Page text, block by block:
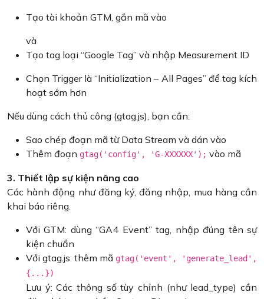
Tạo tài khoản GTM, gắn mã vào
và
Tạo tag loại “Google Tag” và nhập Measurement ID
Chọn Trigger là “Initialization – All Pages” để tag kích
hoạt sớm hơn
Nếu dùng cách thủ công (gtag.js), bạn cần:
Sao chép đoạn mã từ Data Stream và dán vào
Thêm đoạn gtag('config', 'G-XXXXXX'); vào mã
3. Thiết lập sự kiện nâng cao
Các hành động như đăng ký, đăng nhập, mua hàng cần
khai báo riêng.
Với GTM: dùng “GA4 Event” tag, nhập đúng tên sự
kiện chuẩn
Với gtag.js: thêm mã gtag('event', 'generate_lead',
{...})
Lưu ý: Các thông số tùy chỉnh (như lead_type) cần